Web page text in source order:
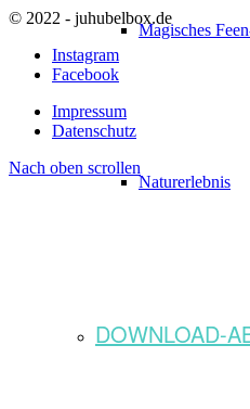
Magisches
Naturerlebnis
DOWNLOAD-
© 2022 - juhubelbox.de
Instagram
Facebook
Impressum
Datenschutz
Nach oben scrollen